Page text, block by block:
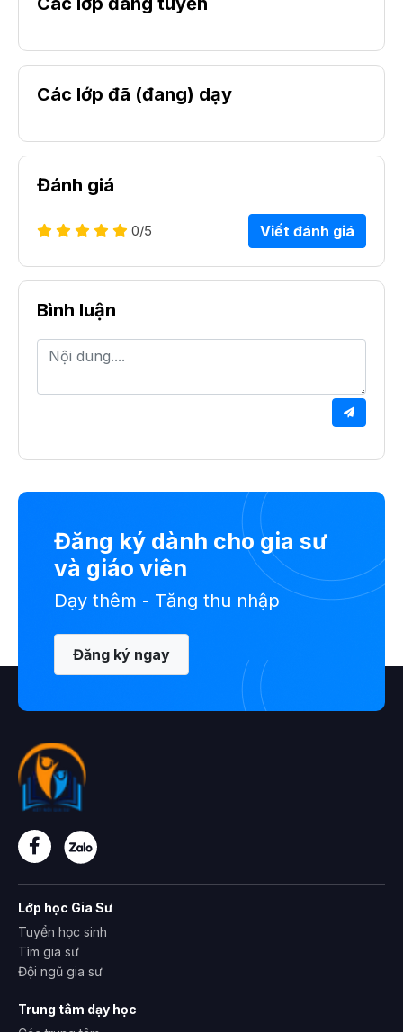
Các lớp đã (đang) dạy
Đánh giá
0/5 Viết đánh giá
Bình luận
Đăng ký dành cho gia sư
và giáo viên
Dạy thêm - Tăng thu nhập
Đăng ký ngay
Lớp học Gia Sư
Tuyển học sinh
Tìm gia sư
Đội ngũ gia sư
Trung tâm dạy học